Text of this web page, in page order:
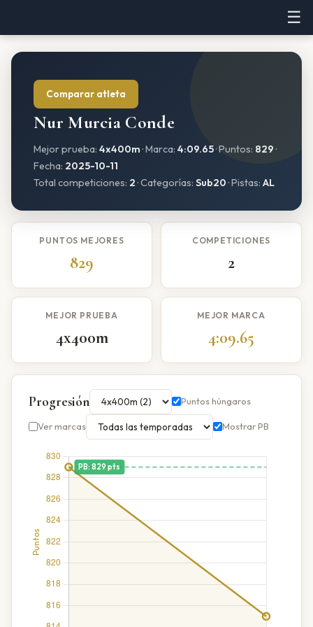
☰
Comparar atleta
Nur Murcia Conde
Mejor prueba: 4x400m · Marca: 4:09.65· Puntos: 829 ·
Fecha: 2025-10-11
Total competiciones: 2 · Categorías: Sub20 · Pistas: AL
PUNTOS MEJORES
829
COMPETICIONES
2
MEJOR PRUEBA
4x400m
MEJOR MARCA
4:09.65
Progresión Puntos húngaros
Ver marcas Mostrar PB